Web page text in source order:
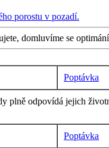
domluvíme se
Poptávka
plně odpovídá jejich
Poptávka